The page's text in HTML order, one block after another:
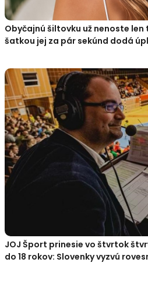
Obyčajnú šiltovku už nenoste
šatkou jej za pár sekúnd dodá
JOJ Šport prinesie vo štvrtok
do 18 rokov: Slovenky vyzvú